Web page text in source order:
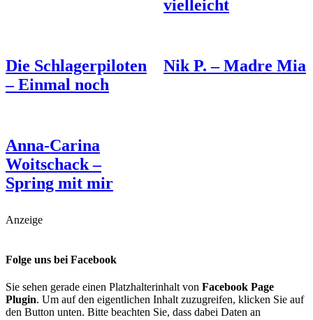
vielleicht
Die Schlagerpiloten
– Einmal noch
Nik P. – Madre Mia
Anna-Carina
Woitschack –
Spring mit mir
Anzeige
Folge uns bei Facebook
Sie sehen gerade einen Platzhalterinhalt von Facebook Page
Plugin. Um auf den eigentlichen Inhalt zuzugreifen, klicken Sie auf
den Button unten. Bitte beachten Sie, dass dabei Daten an